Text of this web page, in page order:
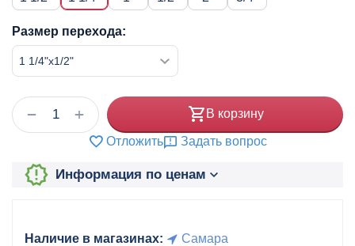
Размер перехода:
+
− В корзину
Отложить Задать вопрос
Информация по ценам
Наличие в магазинах:
Самара